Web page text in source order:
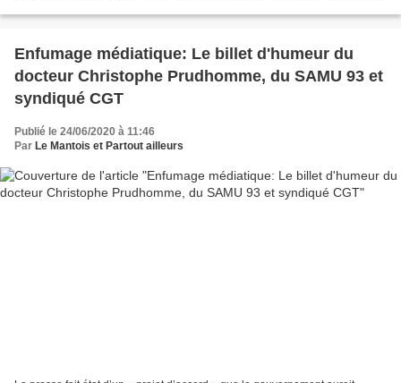
Enfumage médiatique: Le billet d'humeur du
docteur Christophe Prudhomme, du SAMU 93 et
syndiqué CGT
Publié le 24/06/2020 à 11:46
Par Le Mantois et Partout ailleurs